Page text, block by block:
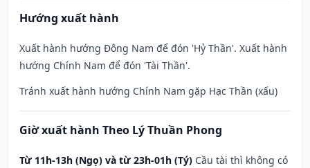
Hướng xuất hành
Xuất hành hướng Đông Nam để đón 'Hỷ Thần'. Xuất hành
hướng Chính Nam để đón 'Tài Thần'.
Tránh xuất hành hướng Chính Nam gặp Hạc Thần (xấu)
Giờ xuất hành Theo Lý Thuần Phong
Từ 11h-13h (Ngọ) và từ 23h-01h (Tý) Cầu tài thì không có